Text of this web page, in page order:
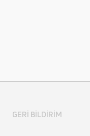
GERI BILDIRIM